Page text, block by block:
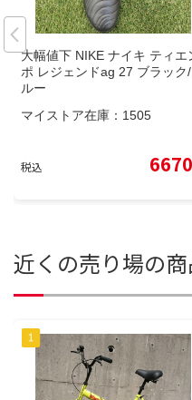
大幅値下 NIKE ナイキ ティエ
ポ レジェンドag 27 ブラック
ルー
マイストア在庫： 1505
税込 6670
近くの売り場の商